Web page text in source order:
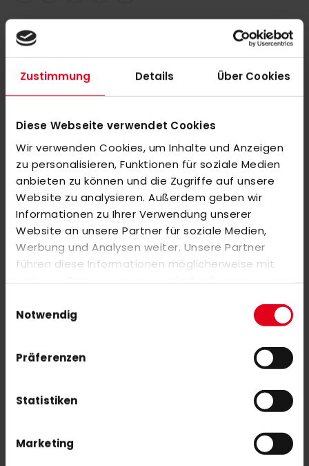
Zustimmung Details Über Cookies
Diese Webseite verwendet Cookies
Wir verwenden Cookies, um Inhalte und Anzeigen
zu personalisieren, Funktionen für soziale Medien
anbieten zu können und die Zugriffe auf unsere
Website zu analysieren. Außerdem geben wir
Informationen zu Ihrer Verwendung unserer
Website an unsere Partner für soziale Medien,
Werbung und Analysen weiter. Unsere Partner
führen diese Informationen möglicherweise mit
weiteren Daten zusammen, die Sie ihnen
Nutzung der Dienste gesammelt haben.
Notwendig
Präferenzen
Statistiken
Marketing
DETAILS
REVIEWS
SIMILAR PRODUCTS
Check items to add to the cart orselect all
OBO Helmet ABS + TP Black
€279.00
SUBSCRIBE NEWSLETTER